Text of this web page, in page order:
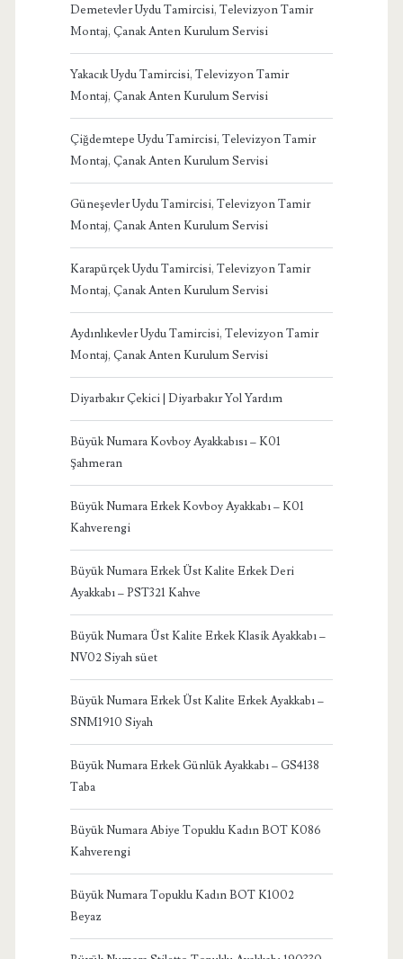
Demetevler Uydu Tamircisi, Televizyon Tamir
Montaj, Çanak Anten Kurulum Servisi
Yakacık Uydu Tamircisi, Televizyon Tamir
Montaj, Çanak Anten Kurulum Servisi
Çiğdemtepe Uydu Tamircisi, Televizyon Tamir
Montaj, Çanak Anten Kurulum Servisi
Güneşevler Uydu Tamircisi, Televizyon Tamir
Montaj, Çanak Anten Kurulum Servisi
Karapürçek Uydu Tamircisi, Televizyon Tamir
Montaj, Çanak Anten Kurulum Servisi
Aydınlıkevler Uydu Tamircisi, Televizyon Tamir
Montaj, Çanak Anten Kurulum Servisi
Diyarbakır Çekici | Diyarbakır Yol Yardım
Büyük Numara Kovboy Ayakkabısı – K01
Şahmeran
Büyük Numara Erkek Kovboy Ayakkabı – K01
Kahverengi
Büyük Numara Erkek Üst Kalite Erkek Deri
Ayakkabı – PST321 Kahve
Büyük Numara Üst Kalite Erkek Klasik Ayakkabı –
NV02 Siyah süet
Büyük Numara Erkek Üst Kalite Erkek Ayakkabı –
SNM1910 Siyah
Büyük Numara Erkek Günlük Ayakkabı – GS4138
Taba
Büyük Numara Abiye Topuklu Kadın BOT K086
Kahverengi
Büyük Numara Topuklu Kadın BOT K1002
Beyaz